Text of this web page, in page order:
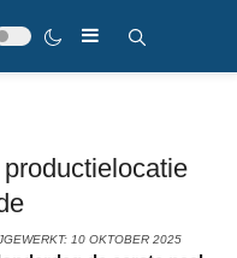
10 OKTOBER 2025